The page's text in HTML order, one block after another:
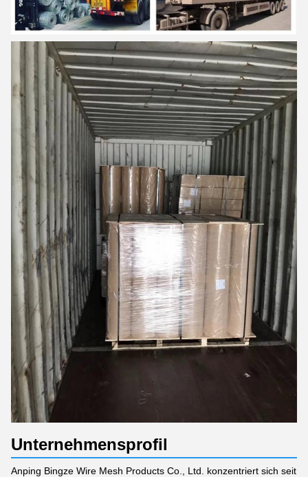
Unternehmensprofil
Anping Bingze Wire Mesh Products Co., Ltd. konzentriert sich seit